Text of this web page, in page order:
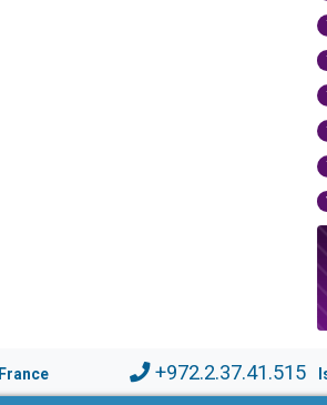
France +972.2.37.41.515